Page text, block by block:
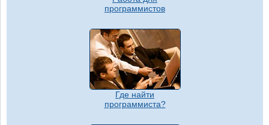
программистов
Где найти
программиста?